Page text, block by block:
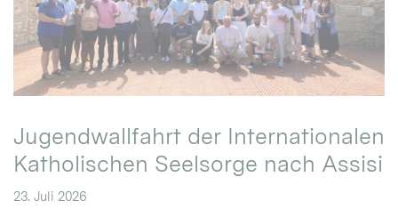
Jugendwallfahrt der Internationalen
Katholischen Seelsorge nach Assisi
23. Juli 2026